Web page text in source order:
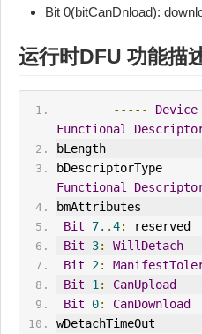
Bit 0(bitCanDnload):
运行时DFU 功能描
----- Device
Functional
Functional
Bit
7. .4:
Bit
3: WillDetach
Bit
2:
Bit
1 : CanUpload
Bit
0: CanDownload